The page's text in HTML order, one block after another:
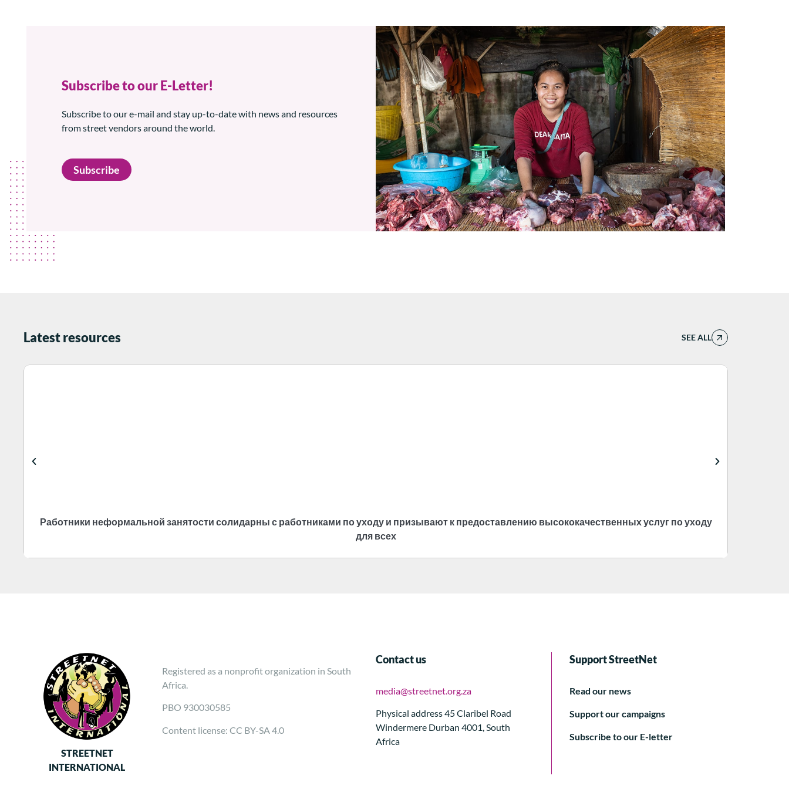
Subscribe to our E-Letter!
Subscribe to our e-mail and stay up-to-date with news and resources
from street vendors around the world.
Subscribe
Latest resources SEE ALL
Работники неформальной занятости солидарны с работниками по уходу и призывают к предоставлению высококачественных услуг по уходу
для всех
STREETNET
INTERNATIONAL
Registered as a nonprofit organization in South
Africa.
PBO 930030585
Content license: CC BY-SA 4.0
Contact us
media@streetnet.org.za
Physical address 45 Claribel Road
Windermere Durban 4001, South
Africa
Support StreetNet
Read our news
Support our campaigns
Subscribe to our E-letter